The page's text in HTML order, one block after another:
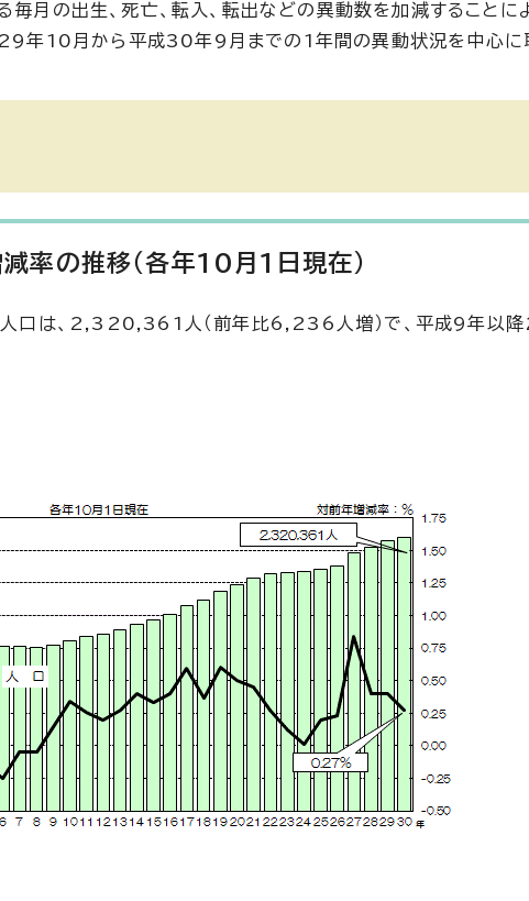
毎月の出生、死亡、転入、転出などの異動数を加減することに
年10月から平成30年9月までの1年間の異動状況を中心に
率の推移（各年10月1日現在）
口は、2,320,361人（前年比6,236人増）で、平成9年以降